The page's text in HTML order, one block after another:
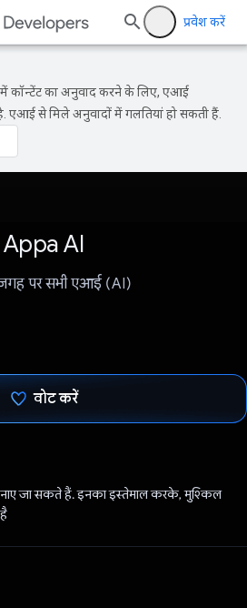
प्रवेश करें
कॉन्टेंट का अनुवाद करने के लिए, एआई
एआई से मिले अनुवादों में गलतियां हो सकती हैं.
Appa AI
पर सभी एआई (AI)
वोट करें
जा सकते हैं. इनका इस्तेमाल करके, मुश्किल